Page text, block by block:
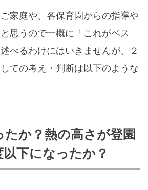
家庭や、各保育園からの指導や
思うので一概に「これがベス
べるわけにはいきませんが、２
ての考え・判断は以下のような
たか？熱の高さが登園
下になったか？